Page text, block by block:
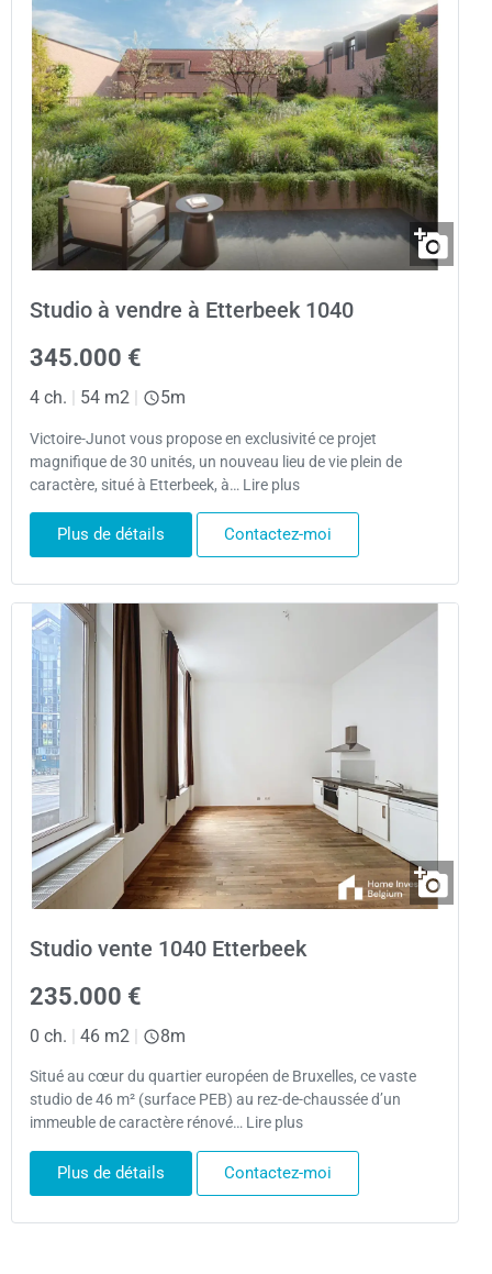
Studio à vendre à Etterbeek 1040
345.000 €
4 ch. 54 m2 5m
Victoire-Junot vous propose en exclusivité ce projet
magnifique de 30 unités, un nouveau lieu de vie plein de
caractère, situé à Etterbeek, à… Lire plus
Plus de détails Contactez-moi
Studio vente 1040 Etterbeek
235.000 €
0 ch. | 46 m2 | 8m
Situé au cœur du quartier européen de Bruxelles, ce vaste
studio de 46 m² (surface PEB) au rez-de-chaussée d’un
immeuble de caractère rénové… Lire plus
Plus de détails Contactez-moi